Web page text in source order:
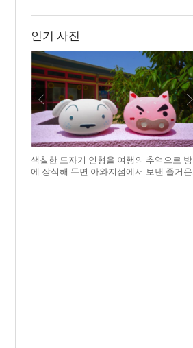
인기 사진
색칠한 도자기 인형을 여행의 추억으로 방
에 장식해 두면 아와지섬에서 보낸 즐거운